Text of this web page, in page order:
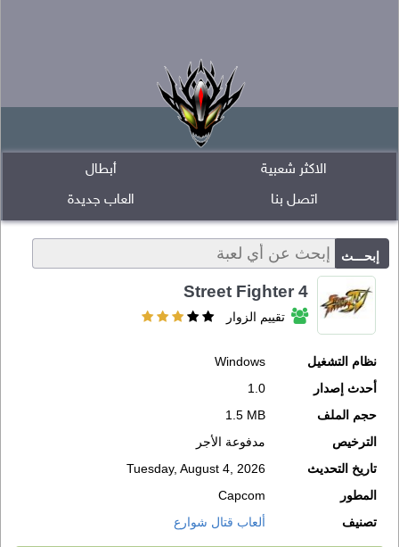
أبطال
الاكثر شعبية
العاب جديدة
اتصل بنا
Street Fighter 4
تقييم الزوار
نظام التشغيل
Windows
أحدث إصدار
1.0
حجم الملف
1.5 MB
الترخيص
مدفوعة الأجر
تاريخ التحديث
Tuesday, August 4, 2026
المطور
Capcom
تصنيف
ألعاب قتال شوارع